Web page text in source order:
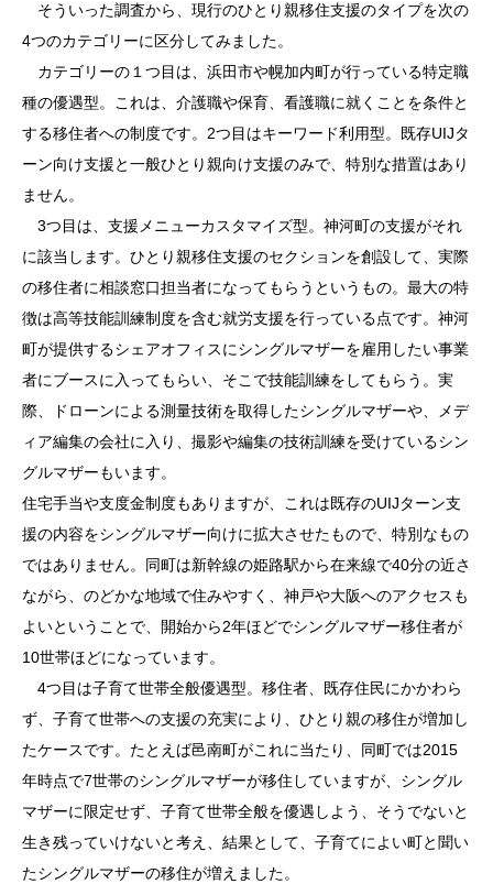
そういった調査から、現行のひとり親移住支援のタイプを次の
4つのカテゴリーに区分してみました。
カテゴリーの１つ目は、浜田市や幌加内町が行っている特定職
種の優遇型。これは、介護職や保育、看護職に就くことを条件と
する移住者への制度です。2つ目はキーワード利用型。既存UIJタ
ーン向け支援と一般ひとり親向け支援のみで、特別な措置はあり
ません。
3つ目は、支援メニューカスタマイズ型。神河町の支援がそれ
に該当します。ひとり親移住支援のセクションを創設して、実際
の移住者に相談窓口担当者になってもらうというもの。最大の特
徴は高等技能訓練制度を含む就労支援を行っている点です。神河
町が提供するシェアオフィスにシングルマザーを雇用したい事業
者にブースに入ってもらい、そこで技能訓練をしてもらう。実
際、ドローンによる測量技術を取得したシングルマザーや、メデ
ィア編集の会社に入り、撮影や編集の技術訓練を受けているシン
グルマザーもいます。
住宅手当や支度金制度もありますが、これは既存のUIJターン支
援の内容をシングルマザー向けに拡大させたもので、特別なもの
ではありません。同町は新幹線の姫路駅から在来線で40分の近さ
ながら、のどかな地域で住みやすく、神戸や大阪へのアクセスも
よいということで、開始から2年ほどでシングルマザー移住者が
10世帯ほどになっています。
4つ目は子育て世帯全般優遇型。移住者、既存住民にかかわら
ず、子育て世帯への支援の充実により、ひとり親の移住が増加し
たケースです。たとえば邑南町がこれに当たり、同町では2015
年時点で7世帯のシングルマザーが移住していますが、シングル
マザーに限定せず、子育て世帯全般を優遇しよう、そうでないと
生き残っていけないと考え、結果として、子育てによい町と聞い
たシングルマザーの移住が増えました。